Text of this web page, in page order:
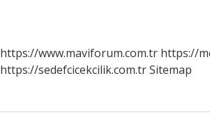
https://www.maviforum.com.tr https://
https://sedefcicekcilik.com.trSitemap